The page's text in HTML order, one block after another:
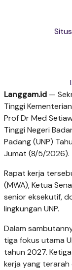
Langgam.id —
Tinggi
Prof Dr Med
Tinggi Negeri
Padang (UNP)
Jumat (8/5/2026).
Rapat kerja
(MWA), Ketua
senior eksekutif,
lingkungan UNP.
Dalam
tiga fokus utama
tahun 2027.
kerja yang